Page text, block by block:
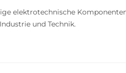
elektrotechnische
und Technik.